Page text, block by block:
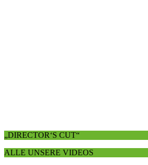
„DIRECTOR‘S CUT“
ALLE UNSERE VIDEOS